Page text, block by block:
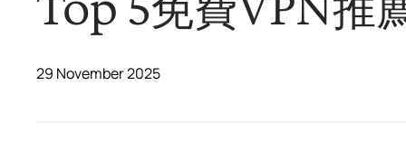
29 November 2025